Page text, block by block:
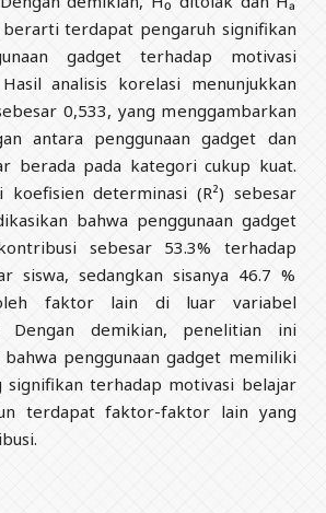
terdapat pengaruh signifikan
gadget terhadap motivasi
analisis korelasi menunjukkan
0,533, yang menggambarkan
antara penggunaan gadget dan
berada pada kategori cukup kuat.
koefisien determinasi (R²) sebesar
bahwa penggunaan gadget
sebesar 53.3% terhadap
siswa, sedangkan sisanya 46.7 %
faktor lain di luar variabel
Dengan demikian, penelitian ini
penggunaan gadget memiliki
signifikan terhadap motivasi belajar
terdapat faktor-faktor lain yang